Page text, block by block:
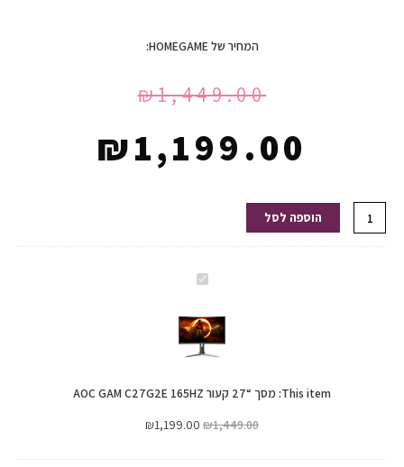
המחיר של HOMEGAME:
₪1,449.00
₪1,199.00
כמות
של
הוספה לסל
מסך
קעור
AOC
C27G2E
This item: מסך “27 קעור AOC GAM C27G2E 165HZ
₪1,449.00
₪1,199.00